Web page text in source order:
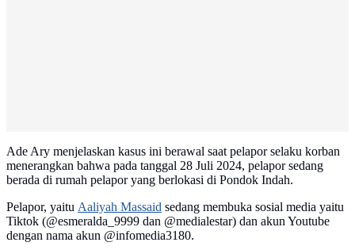
Ade Ary menjelaskan kasus ini berawal saat pelapor selaku korban
menerangkan bahwa pada tanggal 28 Juli 2024, pelapor sedang
berada di rumah pelapor yang berlokasi di Pondok Indah.
Pelapor, yaitu Aaliyah Massaid sedang membuka sosial media yaitu
Tiktok (@esmeralda_9999 dan @medialestar) dan akun Youtube
dengan nama akun @infomedia3180.